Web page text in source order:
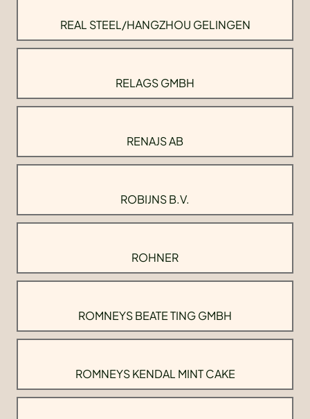
REAL STEEL/HANGZHOU GELINGEN
RELAGS GMBH
RENAJS AB
ROBIJNS B.V.
ROHNER
ROMNEYS BEATE TING GMBH
ROMNEYS KENDAL MINT CAKE